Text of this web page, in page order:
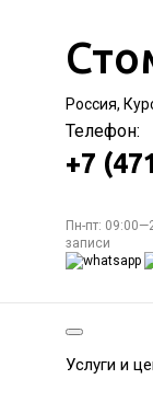
Россия,
Телефон:
+7
Пн-пт:
записи
Услуги и